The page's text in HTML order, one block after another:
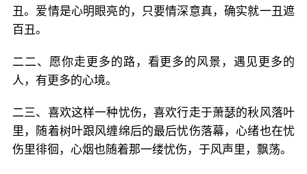
丑。爱情是心明眼亮的，只要情深意真，确实就一丑遮
百丑。
二二、愿你走更多的路，看更多的风景，遇见更多的
人，有更多的心境。
二三、喜欢这样一种忧伤，喜欢行走于萧瑟的秋风落叶
里，随着树叶跟风缠绵后的最后忧伤落幕，心绪也在忧
伤里徘徊，心烟也随着那一缕忧伤，于风声里，飘荡。